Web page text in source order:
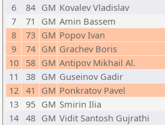
6
84 GM Kovalev Vladislav
7
71 GM Amin Bassem
8
73 GM Popov Ivan
9
74 GM Grachev Boris
10
58 GM Antipov Mikhail Al.
11
38 GM Guseinov Gadir
12 41 GM Ponkratov Pavel
13 95 GM Smirin Ilia
14 48 GM Vidit Santosh Gujrathi